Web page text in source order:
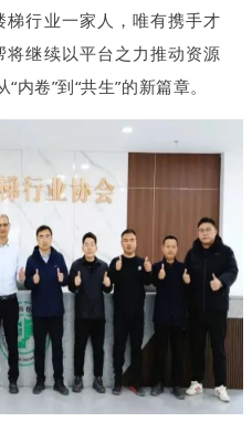
梯行业一家人，唯有携手才
将继续以平台之力推动资源
卷”到“共生”的新篇章。